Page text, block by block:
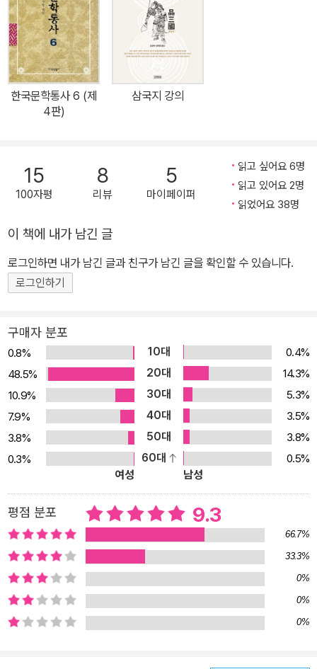
강연 또는 연구발표. 《한국문학통사》, 《동아시아문명론》, 《창조하는
학문의 길》, 《대등의 길》, 《창조주권론》, 《학문의 위와 아래 공사》,
《문학 속의 자득 철학》 등 저서 다수
한국문학통사 6 (제
4판)
삼국지 강의
15
100자평
8
리뷰
5
마이페이퍼
읽고 싶어요 6명
읽고 있어요 2명
읽었어요 38명
이 책에 내가 남긴 글
로그인하면 내가 남긴 글과 친구가 남긴 글을 확인할 수 있습니다.
로그인하기
구매자 분포
0.8% 10대
0.4%
48.5%
20대
14.3%
10.9%
30대
5.3%
7.9%
40대
3.5%
3.8%
50대
3.8%
0.3%
60대
0.5%
여성
남성
평점 분포 9.3
66.7%
33.3%
0%
0%
0%